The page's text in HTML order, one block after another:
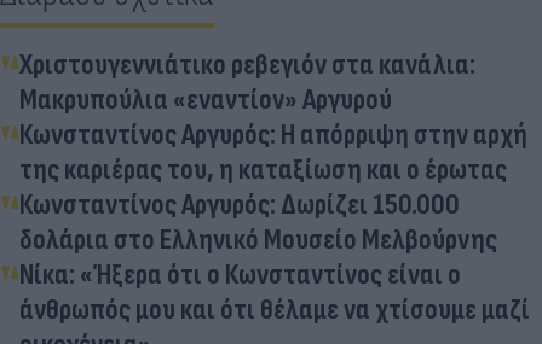
Χριστουγεννιάτικο ρεβεγιόν στα κανάλια:
Μακρυπούλια «εναντίον» Αργυρού
Κωνσταντίνος Αργυρός: Η απόρριψη στην αρχή
της καριέρας του, η καταξίωση και ο έρωτας
Κωνσταντίνος Αργυρός: Δωρίζει 150.000
δολάρια στο Ελληνικό Μουσείο Μελβούρνης
Νίκα: «Ήξερα ότι ο Κωνσταντίνος είναι ο
άνθρωπός μου και ότι θέλαμε να χτίσουμε μαζί